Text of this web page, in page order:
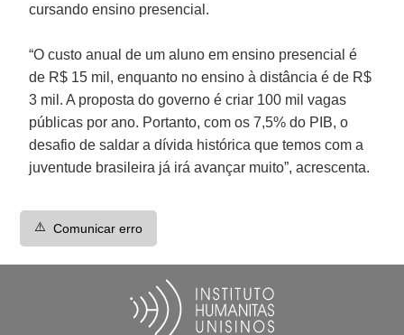
cursando ensino presencial.
“O custo anual de um aluno em ensino presencial é
de R$ 15 mil, enquanto no ensino à distância é de R$
3 mil. A proposta do governo é criar 100 mil vagas
públicas por ano. Portanto, com os 7,5% do PIB, o
desafio de saldar a dívida histórica que temos com a
juventude brasileira já irá avançar muito”, acrescenta.
⚠️ Comunicar erro